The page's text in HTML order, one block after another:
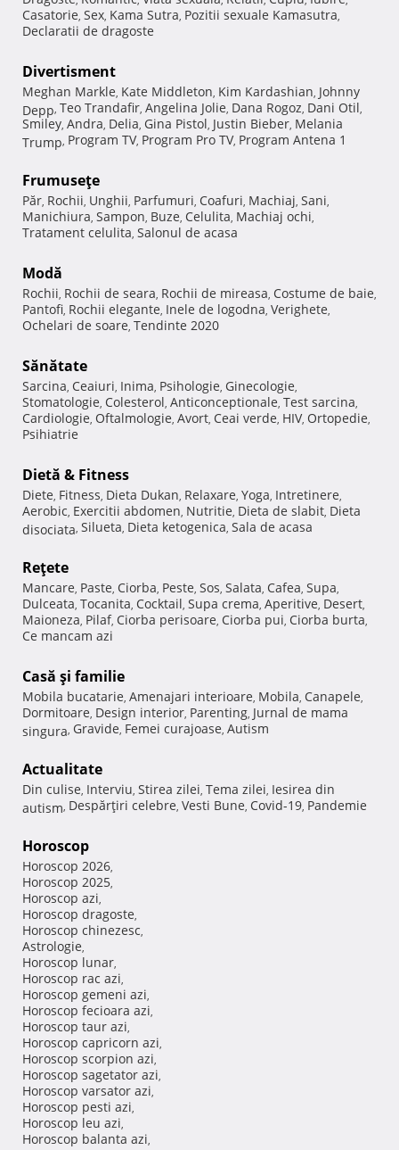
Casatorie, Sex, Kama Sutra, Pozitii sexuale Kamasutra,
Declaratii de dragoste
Divertisment
Meghan Markle, Kate Middleton, Kim Kardashian, Johnny
Depp, Teo Trandafir, Angelina Jolie, Dana Rogoz, Dani Otil,
Smiley, Andra, Delia, Gina Pistol, Justin Bieber, Melania
Trump, Program TV, Program Pro TV, Program Antena 1
Frumuseţe
Păr, Rochii, Unghii, Parfumuri, Coafuri, Machiaj, Sani,
Manichiura, Sampon, Buze, Celulita, Machiaj ochi,
Tratament celulita, Salonul de acasa
Modă
Rochii, Rochii de seara, Rochii de mireasa, Costume de baie,
Pantofi, Rochii elegante, Inele de logodna, Verighete,
Ochelari de soare, Tendinte 2020
Sănătate
Sarcina, Ceaiuri, Inima, Psihologie, Ginecologie,
Stomatologie, Colesterol, Anticonceptionale, Test sarcina,
Cardiologie, Oftalmologie, Avort, Ceai verde, HIV, Ortopedie,
Psihiatrie
Dietă & Fitness
Diete, Fitness, Dieta Dukan, Relaxare, Yoga, Intretinere,
Aerobic, Exercitii abdomen, Nutritie, Dieta de slabit, Dieta
disociata, Silueta, Dieta ketogenica, Sala de acasa
Reţete
Mancare, Paste, Ciorba, Peste, Sos, Salata, Cafea, Supa,
Dulceata, Tocanita, Cocktail, Supa crema, Aperitive, Desert,
Maioneza, Pilaf, Ciorba perisoare, Ciorba pui, Ciorba burta,
Ce mancam azi
Casă şi familie
Mobila bucatarie, Amenajari interioare, Mobila, Canapele,
Dormitoare, Design interior, Parenting, Jurnal de mama
singura, Gravide, Femei curajoase, Autism
Actualitate
Din culise, Interviu, Stirea zilei, Tema zilei, Iesirea din
autism, Despărţiri celebre, Vesti Bune, Covid-19, Pandemie
Horoscop
Horoscop 2026,
Horoscop 2025,
Horoscop azi,
Horoscop dragoste,
Horoscop chinezesc,
Astrologie,
Horoscop lunar,
Horoscop rac azi,
Horoscop gemeni azi,
Horoscop fecioara azi,
Horoscop taur azi,
Horoscop capricorn azi,
Horoscop scorpion azi,
Horoscop sagetator azi,
Horoscop varsator azi,
Horoscop pesti azi,
Horoscop leu azi,
Horoscop balanta azi,